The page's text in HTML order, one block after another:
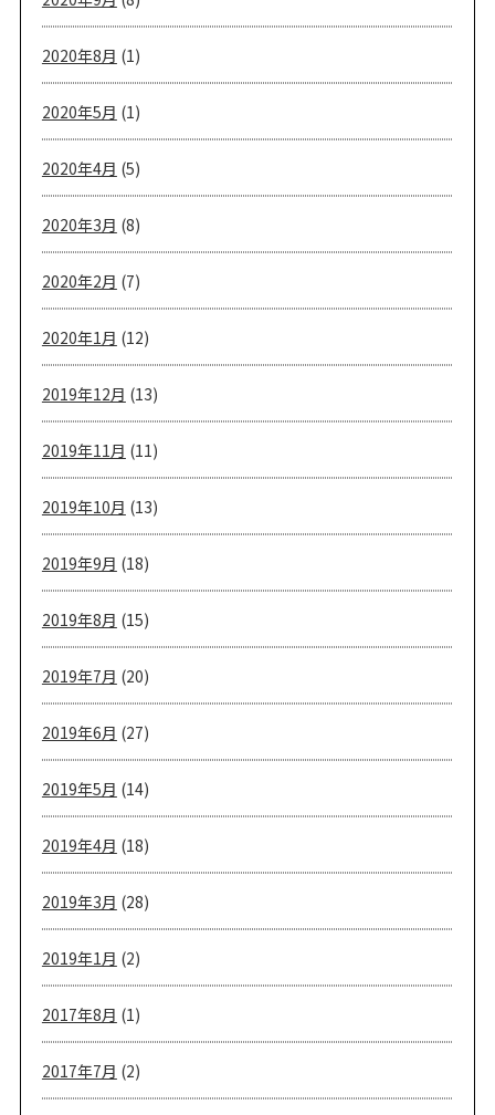
2020年8月 (1)
2020年5月 (1)
2020年4月 (5)
2020年3月 (8)
2020年2月 (7)
2020年1月 (12)
2019年12月 (13)
2019年11月 (11)
2019年10月 (13)
2019年9月 (18)
2019年8月 (15)
2019年7月 (20)
2019年6月 (27)
2019年5月 (14)
2019年4月 (18)
2019年3月 (28)
2019年1月 (2)
2017年8月 (1)
2017年7月 (2)